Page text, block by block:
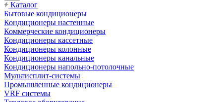
Каталог
Бытовые кондиционеры
Кондиционеры настенные
Коммерческие кондиционеры
Кондиционеры кассетные
Кондиционеры колонные
Кондиционеры канальные
Кондиционеры напольно-потолочные
Мультисплит-системы
Промышленные кондиционеры
VRF системы